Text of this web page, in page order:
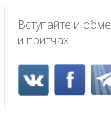
Вступайте и
и притчах